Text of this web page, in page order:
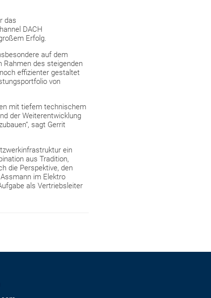
das
DACH
Erfolg.
auf dem
Rahmen des steigenden
effizienter gestaltet
von
mit tiefem technischem
der Weiterentwicklung
sagt Gerrit
ein
aus Tradition,
die Perspektive, den
im Elektro
als Vertriebsleiter